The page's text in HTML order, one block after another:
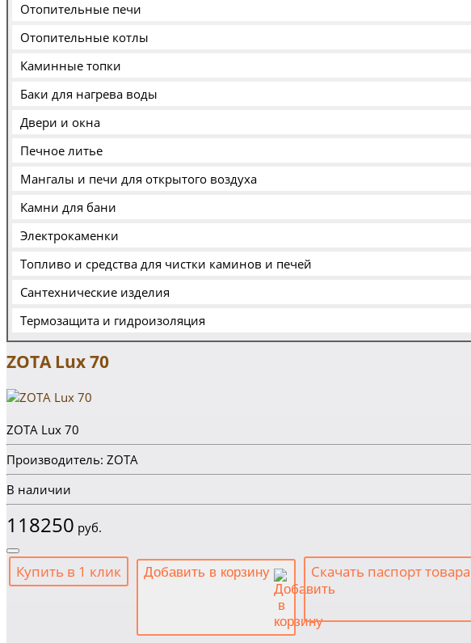
Отопительные печи
Отопительные котлы
Каминные топки
Баки для нагрева воды
Двери и окна
Печное литье
Мангалы и печи для открытого воздуха
Камни для бани
Электрокаменки
Топливо и средства для чистки каминов и печей
Сантехнические изделия
Термозащита и гидроизоляция
ZOTA Lux 70
ZOTA Lux 70
Производитель: ZOTA
В наличии
118250 руб.
Купить в 1 клик Добавить в корзину Скачать паспорт товара